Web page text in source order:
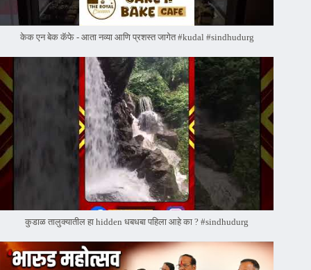
केक एन बेक कॅफे - आता नव्या आणि प्रशस्त जागेत #kudal #sindhudurg
कुडाळ तालुक्यातील हा hidden धबधबा पहिला आहे का ? #sindhudurg